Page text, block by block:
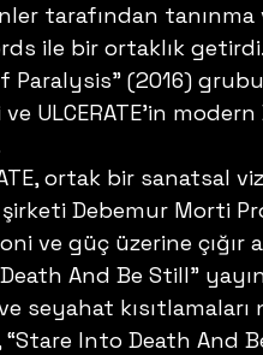
tarafından
ile bir ortaklık
Paralysis” (2016)
ULCERATE’in
ortak bir sanatsal
Debemur Morti
ve güç üzerine çığır
And Be Still”
seyahat kısıtlamaları
“Stare Into Death And